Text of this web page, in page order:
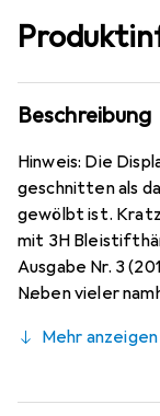
Beschreibung
Hinweis: Die
geschnitten als
gewölbt ist.
mit 3H
Ausgabe Nr. 3
Neben vieler
Bewertung sehr
und jederzeit
Mehr anzeigen